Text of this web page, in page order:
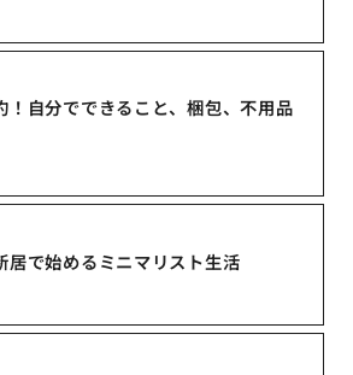
！自分でできること、梱包、不用品
居で始めるミニマリスト生活